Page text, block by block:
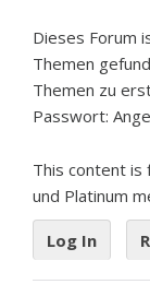
Dieses Forum
Themen
Themen zu
Passwort:
This content is
und Platinum
Log In